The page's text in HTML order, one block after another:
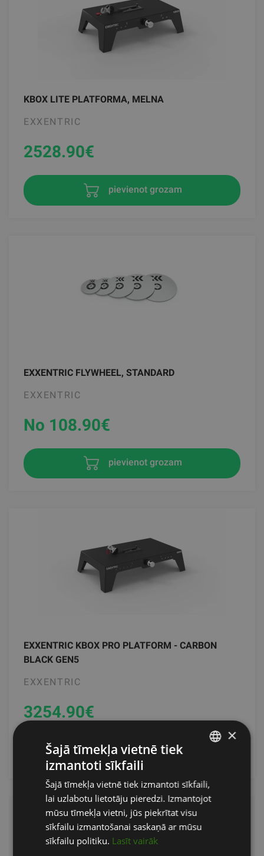
KBOX LITE PLATFORMA, MELNA
EXXENTRIC
2528.90€
pievienot grozam
EXXENTRIC FLYWHEEL, STANDARD
EXXENTRIC
No 108.90€
pievienot grozam
EXXENTRIC KBOX PRO PLATFORM - CARBON
BLACK GEN5
EXXENTRIC
3254.90€
Pasūtīt
Exxentric – līderis ekscentriskajā
spēka treniņā
ENGLISH
RUSSIAN
×
Šajā tīmekļa vietnē tiek
izmantoti sīkfaili
Šajā tīmekļa vietnē tiek izmantoti sīkfaili,
lai uzlabotu lietotāju pieredzi. Izmantojot
mūsu tīmekļa vietni, jūs piekrītat visu
sīkfailu izmantošanai saskaņā ar mūsu
sīkfailu politiku. Lasīt vairāk